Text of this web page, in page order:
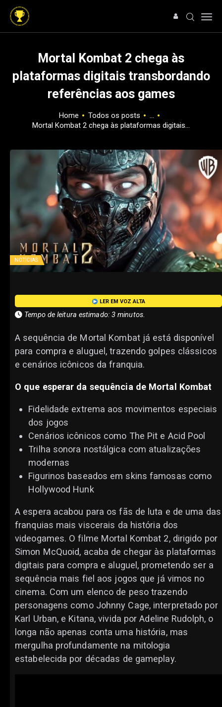
Mortal Kombat 2 chega às
plataformas digitais transbordando
referências aos games
Home Todos os posts
...
Mortal Kombat 2 chega às plataformas digitais...
HOME
NOTÍCIAS
ANÁLISES
SOBRE NÓS
NOTÍCIAS
LER EM VOZ ALTA
Tempo de leitura estimado: 3 minutos.
A sequência de Mortal Kombat já está disponível
para compra e aluguel, trazendo golpes clássicos
e cenários icônicos da franquia.
O que esperar da sequência de Mortal Kombat
Fidelidade extrema aos movimentos especiais
dos jogos
Cenários icônicos como The Pit e Acid Pool
Trilha sonora nostálgica com atualizações
modernas
Figurinos baseados em skins famosas como
Hollywood Hunk
A espera acabou para os fãs de luta e de uma das
franquias mais viscerais da história dos
videogames. O filme Mortal Kombat 2, dirigido por
Simon McQuoid, acaba de chegar às plataformas
digitais para compra e aluguel, prometendo ser a
sequência mais fiel aos jogos que já vimos no
cinema. Com um elenco de peso trazendo
personagens como Johnny Cage, interpretado por
Karl Urban, e Kitana, vivida por Adeline Rudolph, o
longa não apenas conta uma história, mas
mergulha profundamente na mitologia
estabelecida por décadas de gameplay.